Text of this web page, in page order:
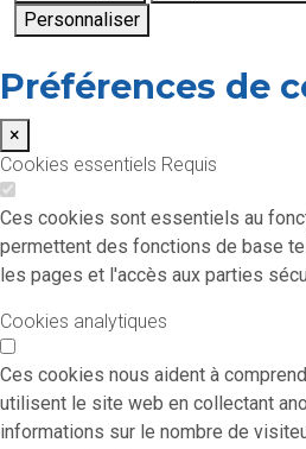
Personnaliser
Préférences de
×
Cookies essentiels Requis
Ces cookies sont essentiels au
permettent des fonctions de base
les pages et l'accès aux parties
Cookies analytiques
Ces cookies nous aident à
utilisent le site web en collectant
informations sur le nombre de